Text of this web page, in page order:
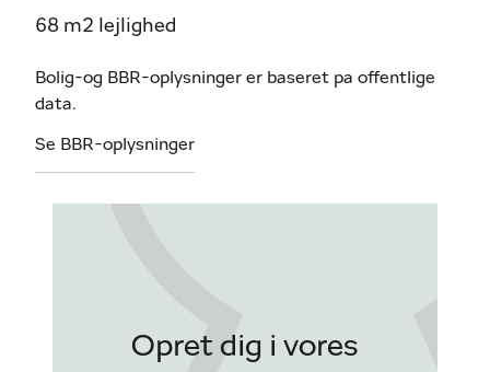
68 m2 lejlighed
Bolig-og BBR-oplysninger er baseret pa offentlige
data.
Se BBR-oplysninger
Opret dig i vores